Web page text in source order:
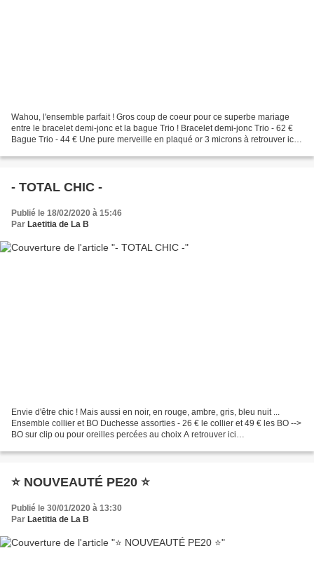
Wahou, l'ensemble parfait ! Gros coup de coeur pour ce superbe mariage
entre le bracelet demi-jonc et la bague Trio ! Bracelet demi-jonc Trio - 62 €
Bague Trio - 44 € Une pure merveille en plaqué or 3 microns à retrouver ici
- TOTAL CHIC -
Publié le 18/02/2020 à 15:46
Par Laetitia de La B
Envie d'être chic ! Mais aussi en noir, en rouge, ambre, gris, bleu nuit ...
Ensemble collier et BO Duchesse assorties - 26 € le collier et 49 € les BO -->
BO sur clip ou pour oreilles percées au choix A retrouver ici
⭐ NOUVEAUTÉ PE20 ⭐
Publié le 30/01/2020 à 13:30
Par Laetitia de La B